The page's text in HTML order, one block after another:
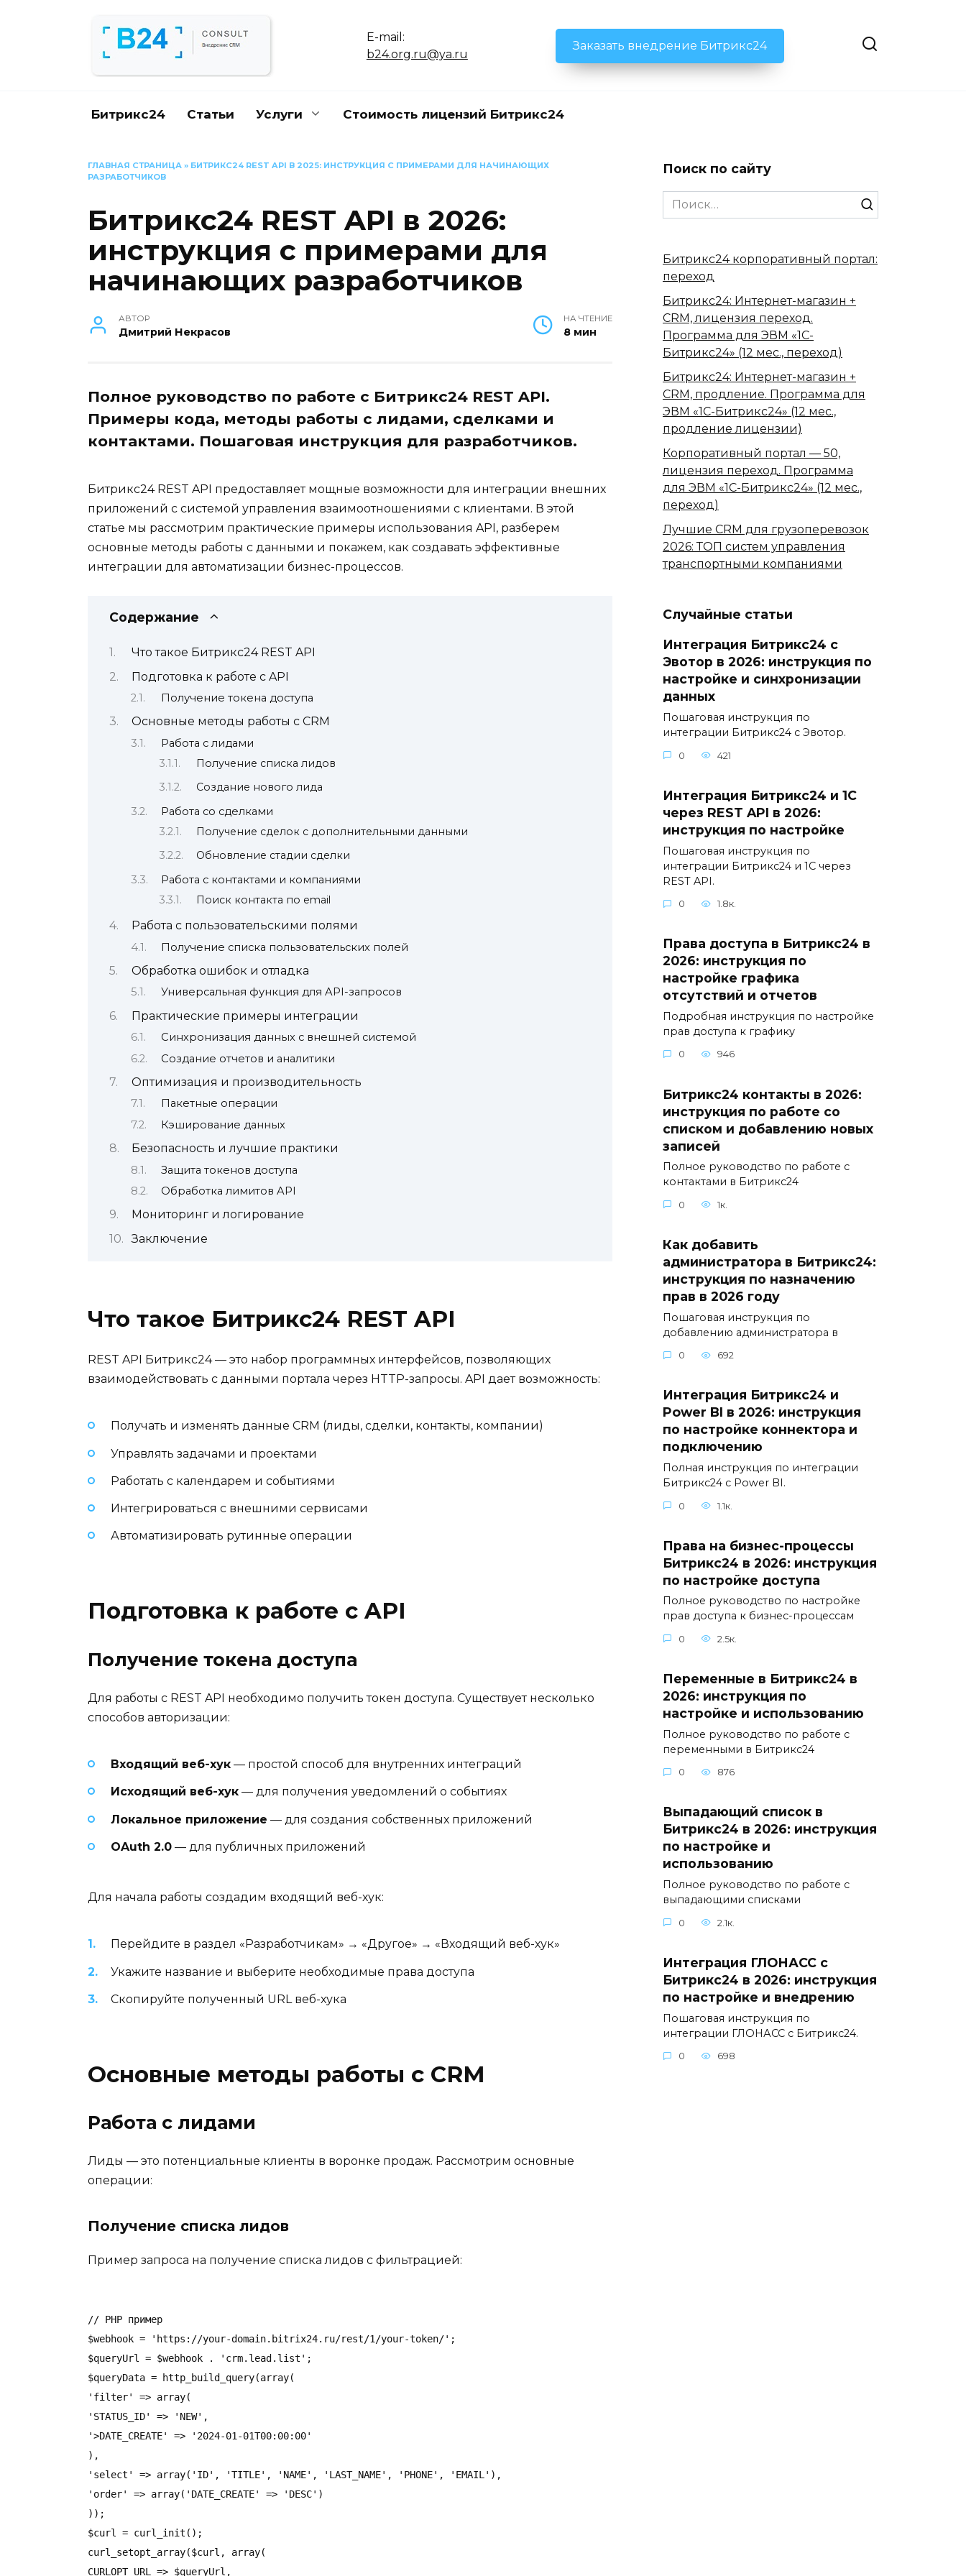
E-mail:
b24.org.ru@ya.ru
Заказать внедрение Битрикс24
Битрикс24 Статьи Услуги Стоимость лицензий Битрикс24
ГЛАВНАЯ СТРАНИЦА » БИТРИКС24 REST API В 2025: ИНСТРУКЦИЯ С ПРИМЕРАМИ ДЛЯ НАЧИНАЮЩИХ
РАЗРАБОТЧИКОВ
Битрикс24 REST API в 2026:
инструкция с примерами для
начинающих разработчиков
АВТОР
Дмитрий Некрасов
НА ЧТЕНИЕ
8 мин
Полное руководство по работе с Битрикс24 REST API.
Примеры кода, методы работы с лидами, сделками и
контактами. Пошаговая инструкция для разработчиков.
Битрикс24 REST API предоставляет мощные возможности для интеграции внешних
приложений с системой управления взаимоотношениями с клиентами. В этой
статье мы рассмотрим практические примеры использования API, разберем
основные методы работы с данными и покажем, как создавать эффективные
интеграции для автоматизации бизнес-процессов.
Содержание
Что такое Битрикс24 REST API
Подготовка к работе с API
Получение токена доступа
Основные методы работы с CRM
Работа с лидами
Получение списка лидов
Создание нового лида
Работа со сделками
Получение сделок с дополнительными данными
Обновление стадии сделки
Работа с контактами и компаниями
Поиск контакта по email
Работа с пользовательскими полями
Получение списка пользовательских полей
Обработка ошибок и отладка
Универсальная функция для API-запросов
Практические примеры интеграции
Синхронизация данных с внешней системой
Создание отчетов и аналитики
Оптимизация и производительность
Пакетные операции
Кэширование данных
Безопасность и лучшие практики
Защита токенов доступа
Обработка лимитов API
Мониторинг и логирование
Заключение
Что такое Битрикс24 REST API
REST API Битрикс24 — это набор программных интерфейсов, позволяющих
взаимодействовать с данными портала через HTTP-запросы. API дает возможность:
Получать и изменять данные CRM (лиды, сделки, контакты, компании)
Управлять задачами и проектами
Работать с календарем и событиями
Интегрироваться с внешними сервисами
Автоматизировать рутинные операции
Подготовка к работе с API
Получение токена доступа
Для работы с REST API необходимо получить токен доступа. Существует несколько
способов авторизации:
Входящий веб-хук — простой способ для внутренних интеграций
Исходящий веб-хук — для получения уведомлений о событиях
Локальное приложение — для создания собственных приложений
OAuth 2.0 — для публичных приложений
Для начала работы создадим входящий веб-хук:
Перейдите в раздел «Разработчикам» → «Другое» → «Входящий веб-хук»
Укажите название и выберите необходимые права доступа
Скопируйте полученный URL веб-хука
Основные методы работы с CRM
Работа с лидами
Лиды — это потенциальные клиенты в воронке продаж. Рассмотрим основные
операции:
Получение списка лидов
Пример запроса на получение списка лидов с фильтрацией:
// PHP пример
$webhook = 'https://your-domain.bitrix24.ru/rest/1/your-token/';
$queryUrl = $webhook . 'crm.lead.list';
$queryData = http_build_query(array(
'filter' => array(
'STATUS_ID' => 'NEW',
'>DATE_CREATE' => '2024-01-01T00:00:00'
),
'select' => array('ID', 'TITLE', 'NAME', 'LAST_NAME', 'PHONE', 'EMAIL'),
'order' => array('DATE_CREATE' => 'DESC')
));
$curl = curl_init();
curl_setopt_array($curl, array(
CURLOPT_URL => $queryUrl,
Поиск по сайту
Search
for:
Битрикс24 корпоративный портал:
переход
Битрикс24: Интернет-магазин +
CRM, лицензия переход.
Программа для ЭВМ «1С-
Битрикс24» (12 мес., переход)
Битрикс24: Интернет-магазин +
CRM, продление. Программа для
ЭВМ «1С-Битрикс24» (12 мес.,
продление лицензии)
Корпоративный портал — 50,
лицензия переход. Программа
для ЭВМ «1С-Битрикс24» (12 мес.,
переход)
Лучшие CRM для грузоперевозок
2026: ТОП систем управления
транспортными компаниями
Случайные статьи
Интеграция Битрикс24 с
Эвотор в 2026: инструкция по
настройке и синхронизации
данных
Пошаговая инструкция по
интеграции Битрикс24 с Эвотор.
0 421
Интеграция Битрикс24 и 1С
через REST API в 2026:
инструкция по настройке
Пошаговая инструкция по
интеграции Битрикс24 и 1С через
REST API.
0 1.8к.
Права доступа в Битрикс24 в
2026: инструкция по
настройке графика
отсутствий и отчетов
Подробная инструкция по настройке
прав доступа к графику
0 946
Битрикс24 контакты в 2026:
инструкция по работе со
списком и добавлению новых
записей
Полное руководство по работе с
контактами в Битрикс24
0 1к.
Как добавить
администратора в Битрикс24:
инструкция по назначению
прав в 2026 году
Пошаговая инструкция по
добавлению администратора в
0 692
Интеграция Битрикс24 и
Power BI в 2026: инструкция
по настройке коннектора и
подключению
Полная инструкция по интеграции
Битрикс24 с Power BI.
0 1.1к.
Права на бизнес-процессы
Битрикс24 в 2026: инструкция
по настройке доступа
Полное руководство по настройке
прав доступа к бизнес-процессам
0 2.5к.
Переменные в Битрикс24 в
2026: инструкция по
настройке и использованию
Полное руководство по работе с
переменными в Битрикс24
0 876
Выпадающий список в
Битрикс24 в 2026: инструкция
по настройке и
использованию
Полное руководство по работе с
выпадающими списками
0 2.1к.
Интеграция ГЛОНАСС с
Битрикс24 в 2026: инструкция
по настройке и внедрению
Пошаговая инструкция по
интеграции ГЛОНАСС с Битрикс24.
0 698